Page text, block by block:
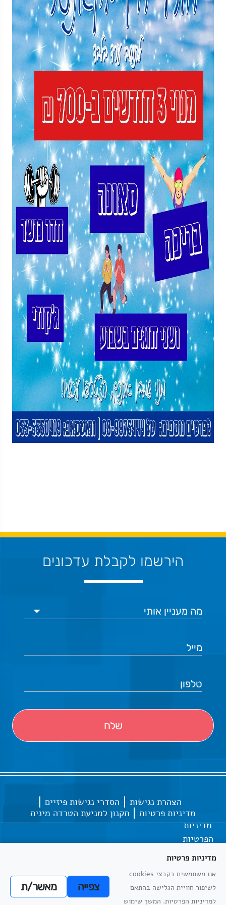
הירשמו לקבלת עדכונים
הצהרת נגישות
הסדרי נגישות פיזיים
מדיניות פרטיות
תקנון למניעת הטרדה מינית
מדיניות
הפרטיות
כל הזכויות שמורות אתריקס פיתוח מערכות מידע
מדיניות
מדיניות פרטיות
אנו משתמשים בקבצי cookies
לשיפור חוויית הגלישה בהתאם
למדיניות הפרטיות. המשך שימוש
צפייה מאשר/ת